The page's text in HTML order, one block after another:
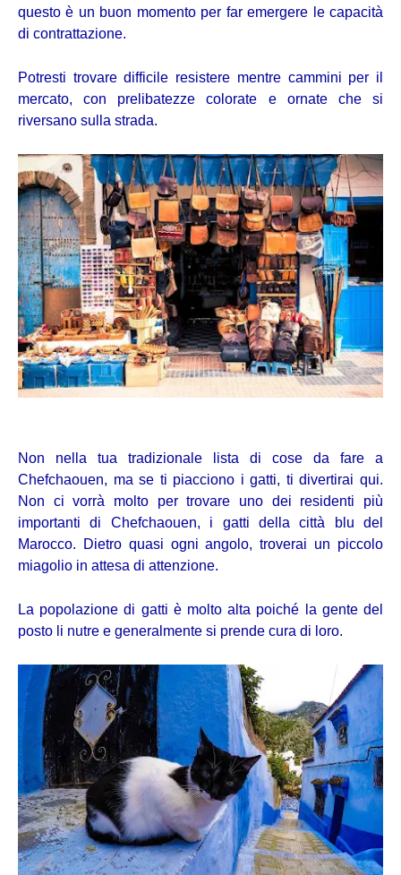
questo è un buon momento per far emergere le capacità
di contrattazione.
Potresti trovare difficile resistere mentre cammini per il
mercato, con prelibatezze colorate e ornate che si
riversano sulla strada.
Non nella tua tradizionale lista di cose da fare a
Chefchaouen, ma se ti piacciono i gatti, ti divertirai qui.
Non ci vorrà molto per trovare uno dei residenti più
importanti di Chefchaouen, i gatti della città blu del
Marocco. Dietro quasi ogni angolo, troverai un piccolo
miagolio in attesa di attenzione.
La popolazione di gatti è molto alta poiché la gente del
posto li nutre e generalmente si prende cura di loro.